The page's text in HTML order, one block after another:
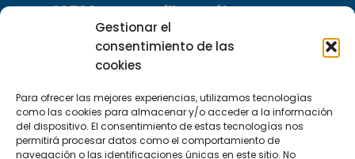
Gestionar el
consentimiento de las
cookies
Para ofrecer las mejores experiencias, utilizamos tecnologías
como las cookies para almacenar y/o acceder a la información
del dispositivo. El consentimiento de estas tecnologías nos
permitirá procesar datos como el comportamiento de
navegación o las identificaciones únicas en este sitio. No
29590 Campanillas, Málaga
Subscribe to our Newsletter